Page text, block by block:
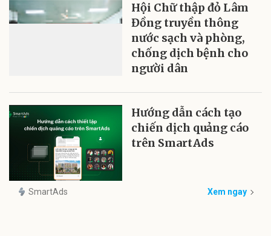
Hội Chữ thập đỏ Lâm
Đồng truyền thông
nước sạch và phòng,
chống dịch bệnh cho
người dân
Hướng dẫn cách tạo
chiến dịch quảng cáo
trên SmartAds
SmartAds Xem ngay